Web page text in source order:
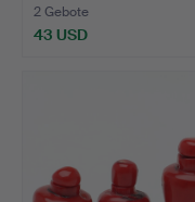
2 Gebote
43 USD